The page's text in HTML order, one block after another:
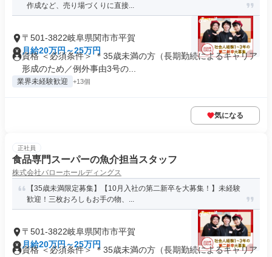
作成など、売り場づくりに直接...
〒501-3822岐阜県関市市平賀
月給20万円～25万円
資格 ＜必須条件＞ ＊35歳未満の方（長期勤続によるキャリア
形成のため／例外事由3号の...
業界未経験歓迎 +13個
気になる
正社員
食品専門スーパーの魚介担当スタッフ
株式会社バローホールディングス
【35歳未満限定募集】【10月入社の第二新卒を大募集！】未経験
歓迎！三枚おろしもお手の物、...
〒501-3822岐阜県関市市平賀
月給20万円～25万円
資格 ＜必須条件＞ ＊35歳未満の方（長期勤続によるキャリア